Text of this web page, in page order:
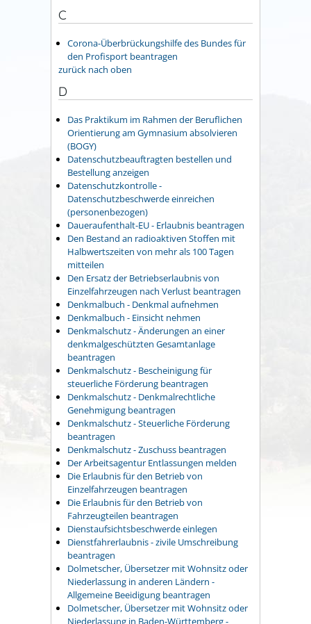
C
Corona-Überbrückungshilfe des Bundes für
den Profisport beantragen
zurück nach oben
D
Das Praktikum im Rahmen der Beruflichen
Orientierung am Gymnasium absolvieren
(BOGY)
Datenschutzbeauftragten bestellen und
Bestellung anzeigen
Datenschutzkontrolle -
Datenschutzbeschwerde einreichen
(personenbezogen)
Daueraufenthalt-EU - Erlaubnis beantragen
Den Bestand an radioaktiven Stoffen mit
Halbwertszeiten von mehr als 100 Tagen
mitteilen
Den Ersatz der Betriebserlaubnis von
Einzelfahrzeugen nach Verlust beantragen
Denkmalbuch - Denkmal aufnehmen
Denkmalbuch - Einsicht nehmen
Denkmalschutz - Änderungen an einer
denkmalgeschützten Gesamtanlage
beantragen
Denkmalschutz - Bescheinigung für
steuerliche Förderung beantragen
Denkmalschutz - Denkmalrechtliche
Genehmigung beantragen
Denkmalschutz - Steuerliche Förderung
beantragen
Denkmalschutz - Zuschuss beantragen
Der Arbeitsagentur Entlassungen melden
Die Erlaubnis für den Betrieb von
Einzelfahrzeugen beantragen
Die Erlaubnis für den Betrieb von
Fahrzeugteilen beantragen
Dienstaufsichtsbeschwerde einlegen
Dienstfahrerlaubnis - zivile Umschreibung
beantragen
Dolmetscher, Übersetzer mit Wohnsitz oder
Niederlassung in anderen Ländern -
Allgemeine Beeidigung beantragen
Dolmetscher, Übersetzer mit Wohnsitz oder
Niederlassung in Baden-Württemberg -